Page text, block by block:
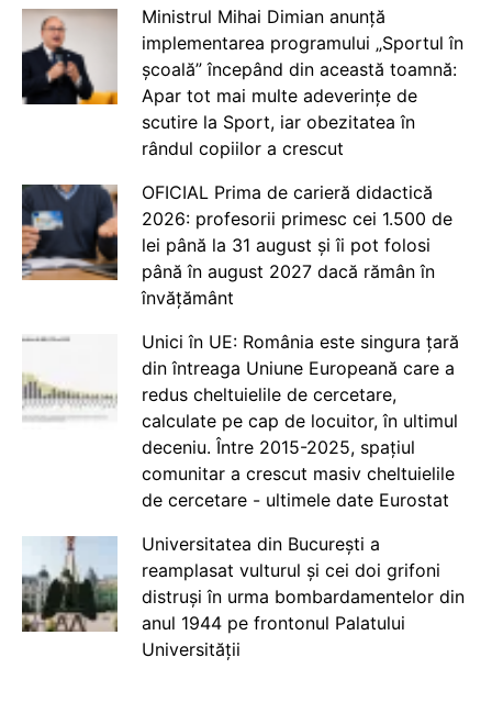
Ministrul Mihai Dimian anunță
implementarea programului „Sportul în
școală” începând din această toamnă:
Apar tot mai multe adeverințe de
scutire la Sport, iar obezitatea în
rândul copiilor a crescut
OFICIAL Prima de carieră didactică
2026: profesorii primesc cei 1.500 de
lei până la 31 august și îi pot folosi
până în august 2027 dacă rămân în
învățământ
Unici în UE: România este singura țară
din întreaga Uniune Europeană care a
redus cheltuielile de cercetare,
calculate pe cap de locuitor, în ultimul
deceniu. Între 2015-2025, spațiul
comunitar a crescut masiv cheltuielile
de cercetare - ultimele date Eurostat
Universitatea din București a
reamplasat vulturul și cei doi grifoni
distruși în urma bombardamentelor din
anul 1944 pe frontonul Palatului
Universității